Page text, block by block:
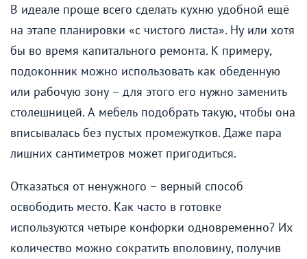
В идеале проще всего сделать кухню удобной ещё
на этапе планировки «с чистого листа». Ну или хотя
бы во время капитального ремонта. К примеру,
подоконник можно использовать как обеденную
или рабочую зону – для этого его нужно заменить
столешницей. А мебель подобрать такую, чтобы она
вписывалась без пустых промежутков. Даже пара
лишних сантиметров может пригодиться.
Отказаться от ненужного – верный способ
освободить место. Как часто в готовке
используются четыре конфорки одновременно? Их
количество можно сократить вполовину, получив